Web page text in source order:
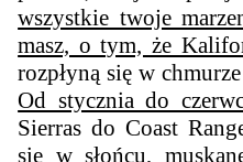
wszystkie twoje
masz, o tym, że
rozpłyną się w
Od stycznia do
Sierras do Coast
się w słońcu,